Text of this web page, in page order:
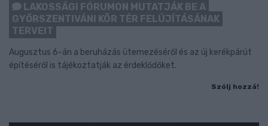
LAKOSSÁGI FÓRUMON MUTATJÁK BE A
GYŐRSZENTIVÁNI KÖR TÉR FELÚJÍTÁSÁNAK
TERVEIT
Augusztus 6-án a beruházás ütemezéséről és az új kerékpárút
építéséről is tájékoztatják az érdeklődőket.
Szólj hozzá!